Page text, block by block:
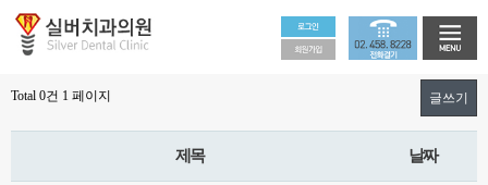
Total 0건 1 페이지 글쓰기
제목 날짜